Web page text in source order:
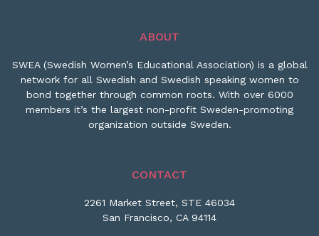
ABOUT
SWEA (Swedish Women’s Educational Association) is a global
network for all Swedish and Swedish speaking women to
bond together through common roots. With over 6000
members it’s the largest non-profit Sweden-promoting
organization outside Sweden.
CONTACT
2261 Market Street, STE 46034
San Francisco, CA 94114